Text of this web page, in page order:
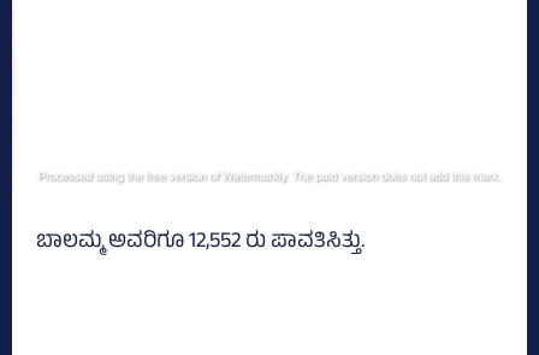
ಬಾಲಮ್ಮ ಅವರಿಗೂ 12,552 ರು ಪಾವತಿಸಿತ್ತು.